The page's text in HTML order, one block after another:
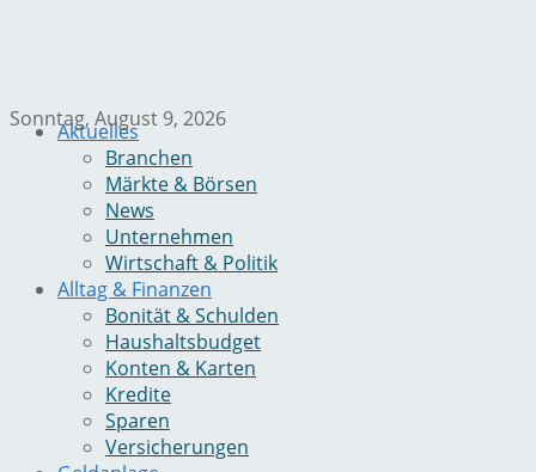
Sonntag, August 9, 2026
Aktuelles
Branchen
Märkte & Börsen
News
Unternehmen
Wirtschaft & Politik
Alltag & Finanzen
Bonität & Schulden
Haushaltsbudget
Konten & Karten
Kredite
Sparen
Versicherungen